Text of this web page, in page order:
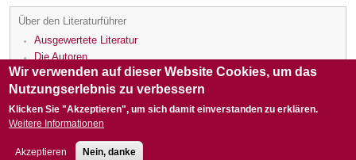
Über den Literaturführer
Ausgewertete Literatur
Die Autoren
Die Rezensenten
Wir verwenden auf dieser Website Cookies, um das
Nutzungserlebnis zu verbessern
Klicken Sie "Akzeptieren", um sich damit einverstanden zu erklären.
Weitere Informationen
Akzeptieren Nein, danke